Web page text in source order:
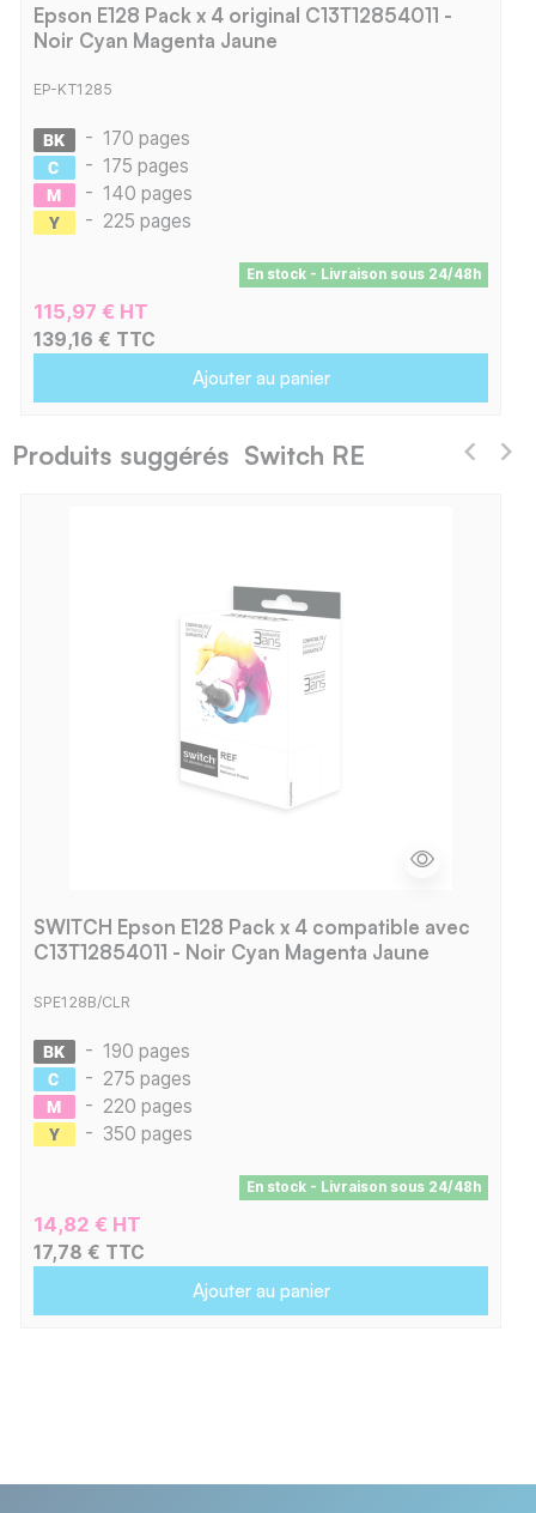
Epson E128 Pack x 4 original C13T12854011 -
Noir Cyan Magenta Jaune
EP-KT1285
- 170 pages
- 175 pages
- 140 pages
- 225 pages
En stock - Livraison sous 24/48h
115,97 € HT
139,16 € TTC
Ajouter au panier
Produits suggérés Switch RE
SWITCH Epson E128 Pack x 4 compatible avec
C13T12854011 - Noir Cyan Magenta Jaune
SPE128B/CLR
- 190 pages
- 275 pages
- 220 pages
- 350 pages
En stock - Livraison sous 24/48h
14,82 € HT
17,78 € TTC
Ajouter au panier